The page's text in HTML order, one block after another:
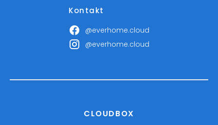
Kontakt
@everhome.cloud
@everhome.cloud
CLOUDBOX